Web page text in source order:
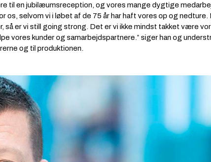
til en jubilæumsreception, og vores mange dygtige
os, selvom vi i løbet af de 75 år har haft vores op og nedture.
så er vi still going strong. Det er vi ikke mindst takket være
vores kunder og samarbejdspartnere.” siger han og
og til produktionen.